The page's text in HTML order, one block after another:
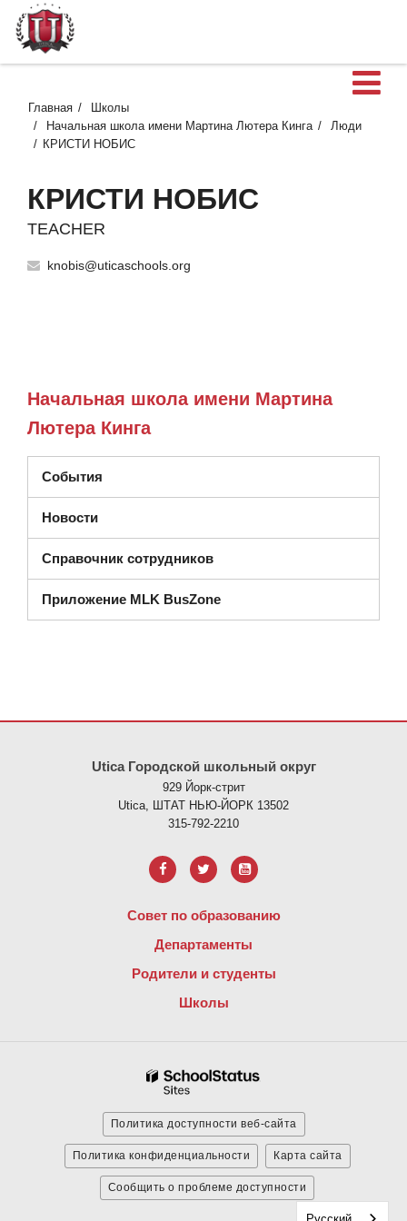
Главная
Школы
Начальная школа имени Мартина Лютера Кинга
Люди
КРИСТИ НОБИС
КРИСТИ НОБИС
TEACHER
knobis@uticaschools.org
Начальная школа имени Мартина
Лютера Кинга
События
Новости
Справочник сотрудников
Приложение MLK BusZone
Utica Городской школьный округ
929 Йорк-стрит
Utica, ШТАТ НЬЮ-ЙОРК 13502
315-792-2210
Совет по образованию
Департаменты
Родители и студенты
Школы
Политика доступности веб-сайта
Политика конфиденциальности Карта сайта
Сообщить о проблеме доступности
Русский